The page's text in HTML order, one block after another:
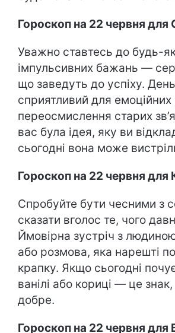
Гороскоп на 22 червня для
Уважно ставтесь до будь-
імпульсивних бажань —
що заведуть до успіху. День
сприятливий для емоційних
переосмислення старих
вас була ідея, яку ви
сьогодні вона може
Гороскоп на 22 червня для
Спробуйте бути чесними з
сказати вголос те, чого
Ймовірна зустріч з
або розмова, яка нарешті
крапку. Якщо сьогодні
ванілі або кориці — це
добре.
Гороскоп на 22 червня для